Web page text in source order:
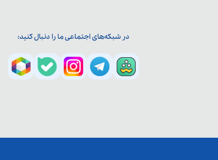
در شبکه‌های اجتماعی ما را دنبال کنید: